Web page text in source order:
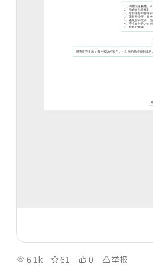
6.1k 61 0 举报